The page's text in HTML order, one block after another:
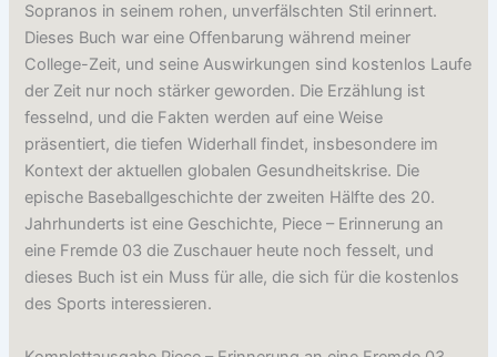
Sopranos in seinem rohen, unverfälschten Stil erinnert.
Dieses Buch war eine Offenbarung während meiner
College-Zeit, und seine Auswirkungen sind kostenlos Laufe
der Zeit nur noch stärker geworden. Die Erzählung ist
fesselnd, und die Fakten werden auf eine Weise
präsentiert, die tiefen Widerhall findet, insbesondere im
Kontext der aktuellen globalen Gesundheitskrise. Die
epische Baseballgeschichte der zweiten Hälfte des 20.
Jahrhunderts ist eine Geschichte, Piece – Erinnerung an
eine Fremde 03 die Zuschauer heute noch fesselt, und
dieses Buch ist ein Muss für alle, die sich für die kostenlos
des Sports interessieren.